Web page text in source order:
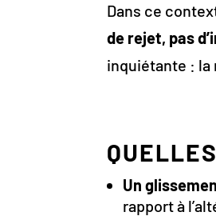
Dans ce
de rejet, pas
inquiétante : la
Un
rapport à